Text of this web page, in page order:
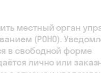
местный орган
(РОНО).
в свободной форме
лично или